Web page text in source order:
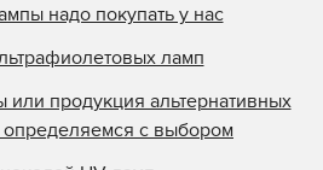
надо покупать у нас
ламп
продукция альтернативных
с выбором